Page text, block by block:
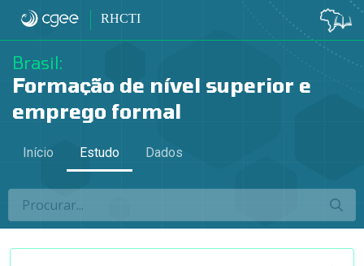
2.2 Modalidade de ensino e emprego
RHCTI
Brasil:
Formação de nível superior e
emprego formal
Início Estudo Dados